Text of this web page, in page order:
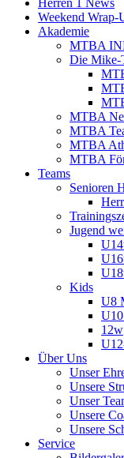
Weekend Wrap-
Akademie
MTBA
Die Mike-
MTBA
MTBA
MTBA
MTBA
Teams
Senioren
Jugend
Kids
U8
12w
Über Uns
Unser
Unsere
Unser
Unsere
Unsere
Service